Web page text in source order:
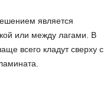
является
или между лагами. В
всего кладут сверху с